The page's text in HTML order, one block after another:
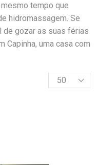
tempo que
hidromassagem. Se
de gozar as suas férias
Capinha, uma casa com